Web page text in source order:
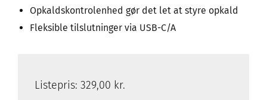
Opkaldskontrolenhed gør det let at styre opkald
Fleksible tilslutninger via USB-C/A
Listepris: 329,00 kr.